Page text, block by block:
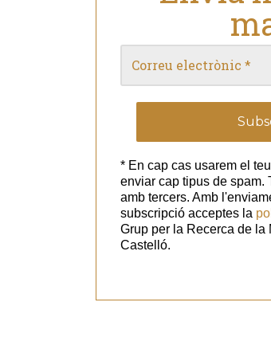
* En cap cas usarem el
enviar cap tipus de spam.
amb tercers. Amb
subscripció acceptes la
Grup per la Recerca de la
Castelló.